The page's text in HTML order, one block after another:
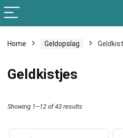
Home Geldopslag
Geldkistjes
Showing 1–12 of 43 results